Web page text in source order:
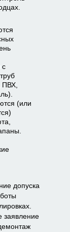
с
ПВХ,
(или
допуска
заявление